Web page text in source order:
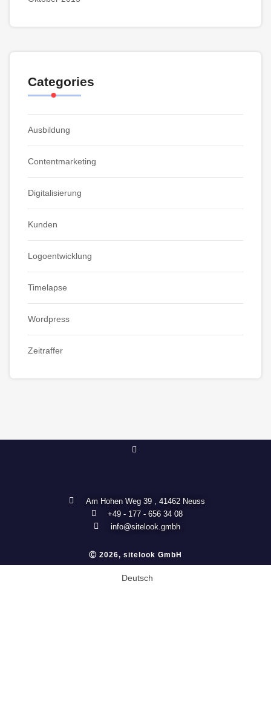
Categories
Ausbildung
Contentmarketing
Digitalisierung
Kunden
Logoentwicklung
Timelapse
Wordpress
Zeitraffer
Am Hohen Weg 39 , 41462 Neuss
+49 - 177 - 656 34 08
info@sitelook.gmbh
Ⓒ 2026, sitelook GmbH
Deutsch